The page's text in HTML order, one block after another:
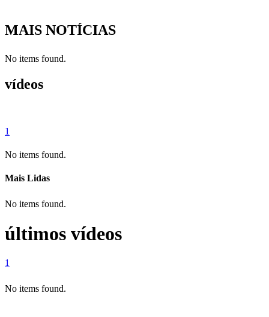
MAIS NOTÍCIAS
No items found.
vídeos
1
No items found.
Mais Lidas
No items found.
últimos vídeos
1
No items found.